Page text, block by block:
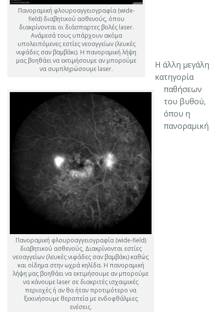
Πανοραμική φλουροαγγειογραφία (wide-
field) διαβητικού ασθενούς, όπου
διακρίνονται οι διάσπαρτες βολές laser.
Ανάμεσά τους υπάρχουν ακόμα
υπολειπόμενες εστίες νεοαγγείων (λευκές
νιφάδες σαν βαμβάκι). Η πανοραμική λήψη
μας βοηθάει να εκτιμήσουμε αν μπορούμε
να συμπληρώσουμε laser.
Πανοραμική φλουροαγγειογραφία (wide-field)
διαβητικού ασθενούς, Διακρίνονται εστίες
νεοαγγείων (λευκές νιφάδες σαν βαμβάκι) καθώς
και οίδημα στην ωχρά κηλίδα. Η πανοραμική
λήψη μας βοηθάει να εκτιμήσουμε αν μπορούμε
να κάνουμε laser σε διακριτές ισχαιμικές
περιοχές ή αν θα ήταν προτιμότερο να
ξεκινήσουμε θεραπεία με ενδοφθάλμιες
ενέσεις.
Η άλλη μεγάλη
κατηγορία
παθήσεων
του βυθού,
όπου η
πανοραμική